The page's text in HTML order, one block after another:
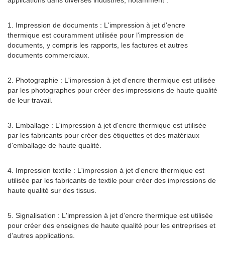
1. Impression de documents : L'impression à jet d'encre
thermique est couramment utilisée pour l'impression de
documents, y compris les rapports, les factures et autres
documents commerciaux.
2. Photographie : L'impression à jet d'encre thermique est utilisée
par les photographes pour créer des impressions de haute qualité
de leur travail.
3. Emballage : L'impression à jet d'encre thermique est utilisée
par les fabricants pour créer des étiquettes et des matériaux
d'emballage de haute qualité.
4. Impression textile : L'impression à jet d'encre thermique est
utilisée par les fabricants de textile pour créer des impressions de
haute qualité sur des tissus.
5. Signalisation : L'impression à jet d'encre thermique est utilisée
pour créer des enseignes de haute qualité pour les entreprises et
d'autres applications.